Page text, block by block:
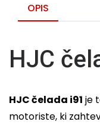
OPIS
HJC
HJC čelada i91 je
motoriste, ki